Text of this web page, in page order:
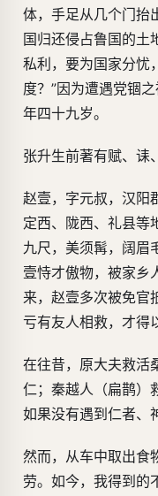
体，手足从几个门抬
国归还侵占鲁国的土
私利，要为国家分忧
度？”因为遭遇党锢
年四十九岁。
张升生前著有赋、诔
赵壹，字元叔，汉阳
定西、陇西、礼县等
九尺，美须髯，阔眉
壹恃才傲物，被家乡
来，赵壹多次被免官
亏有友人相救，才得
在往昔，原大夫救活
仁；秦越人（扁鹊）
如果没有遇到仁者、
然而，从车中取出食
劳。如今，我得到的